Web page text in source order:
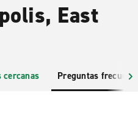
East
cercanas Preguntas frecuentes